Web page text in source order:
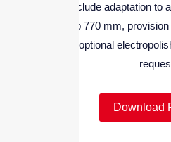
The extras include adaptation
from 315 to 770 mm,
certificate, optional
Download